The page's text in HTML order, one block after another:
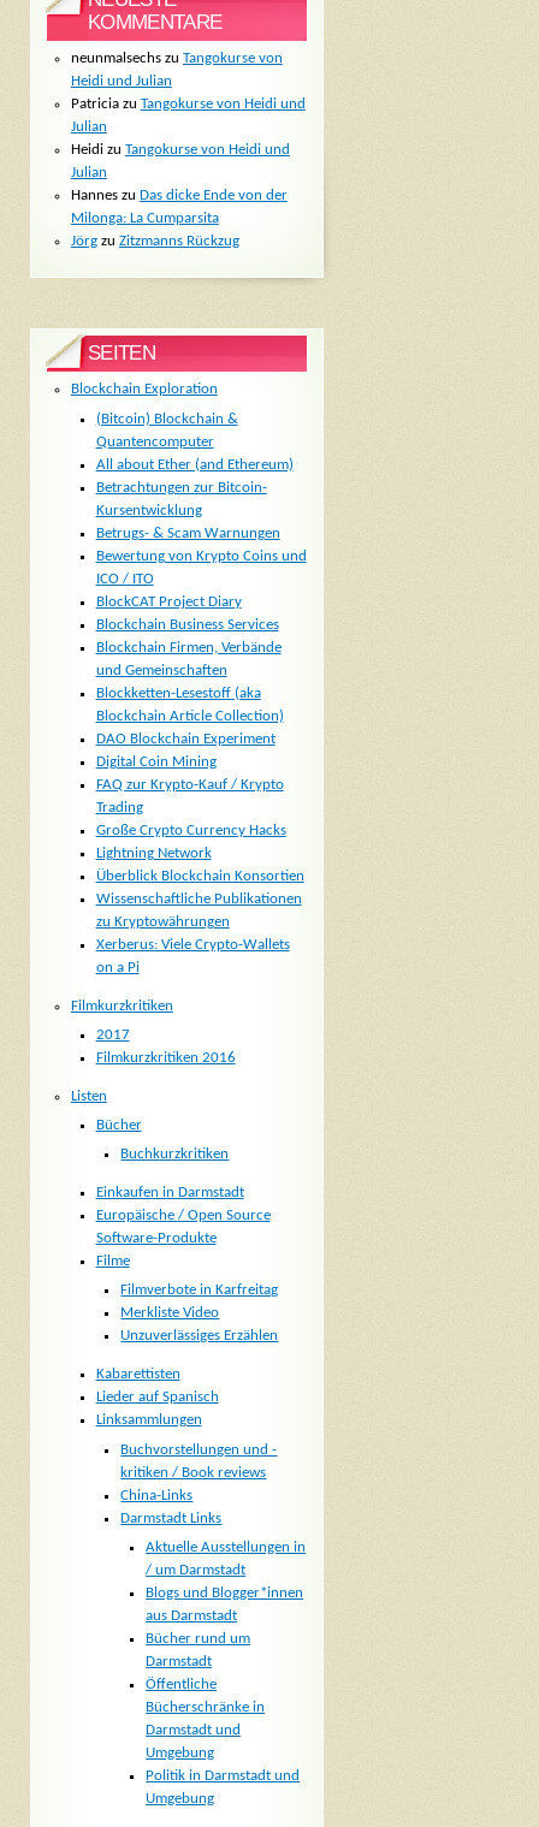
KOMMENTARE
neunmalsechszu Tangokurse von
Heidi und Julian
Patriciazu Tangokurse von Heidi und
Julian
Heidizu Tangokurse von Heidi und
Julian
Hanneszu Das dicke Ende von der
Milonga: La Cumparsita
Jörgzu Zitzmanns Rückzug
SEITEN
Blockchain Exploration
(Bitcoin) Blockchain &
Quantencomputer
All about Ether (and Ethereum)
Betrachtungen zur Bitcoin-
Kursentwicklung
Betrugs- & Scam Warnungen
Bewertung von Krypto Coins und
ICO / ITO
BlockCAT Project Diary
Blockchain Business Services
Blockchain Firmen, Verbände
und Gemeinschaften
Blockketten-Lesestoff (aka
Blockchain Article Collection)
DAO Blockchain Experiment
Digital Coin Mining
FAQ zur Krypto-Kauf / Krypto
Trading
Große Crypto Currency Hacks
Lightning Network
Überblick Blockchain Konsortien
Wissenschaftliche Publikationen
zu Kryptowährungen
Xerberus: Viele Crypto-Wallets
on a Pi
Filmkurzkritiken
2017
Filmkurzkritiken 2016
Listen
Bücher
Buchkurzkritiken
Einkaufen in Darmstadt
Europäische / Open Source
Software-Produkte
Filme
Filmverbote in Karfreitag
Merkliste Video
Unzuverlässiges Erzählen
Kabarettisten
Lieder auf Spanisch
Linksammlungen
Buchvorstellungen und -
kritiken / Book reviews
China-Links
Darmstadt Links
Aktuelle Ausstellungen in
/ um Darmstadt
Blogs und Blogger*innen
aus Darmstadt
Bücher rund um
Darmstadt
Öffentliche
Bücherschränke in
Darmstadt und
Umgebung
Politik in Darmstadt und
Umgebung